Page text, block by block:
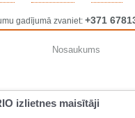
gadījumā zvaniet: +371
Nosaukums
izlietnes maisītāji